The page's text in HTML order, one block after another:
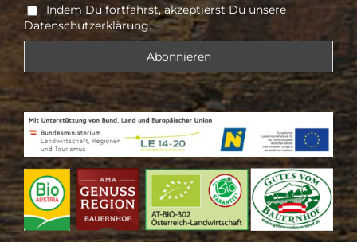
Indem Du fortfährst, akzeptierst Du unsere
Datenschutzerklärung.